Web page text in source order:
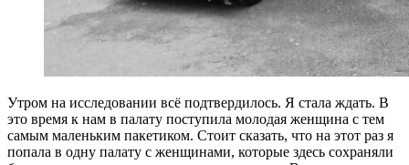
Утром на исследовании всё подтвердилось. Я стала ждать. В
это время к нам в палату поступила молодая женщина с тем
самым маленьким пакетиком. Стоит сказать, что на этот раз я
попала в одну палату с женщинами, которые здесь сохраняли